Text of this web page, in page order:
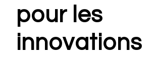
pour les
innovations